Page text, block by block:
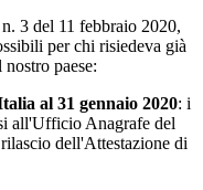
3 del 11 febbraio 2020,
per chi risiedeva già
paese:
al 31 gennaio 2020: i
all'Ufficio Anagrafe del
dell'Attestazione di